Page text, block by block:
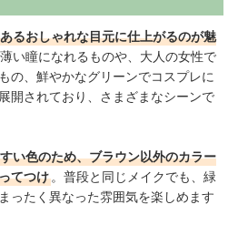
るおしゃれな目元に仕上がるのが魅
い瞳になれるものや、大人の女性で
の、鮮やかなグリーンでコスプレに
開されており、さまざまなシーンで
い色のため、ブラウン以外のカラー
てつけ 。普段と同じメイクでも、緑
ったく異なった雰囲気を楽しめます